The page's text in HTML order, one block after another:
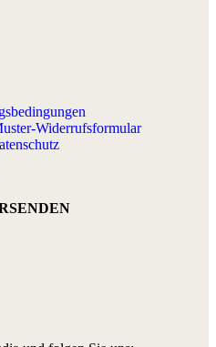
Widerrufsformular